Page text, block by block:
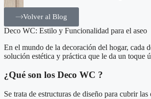
Volver al Blog
Deco WC: Estilo y Funcionalidad para el aseo
En el mundo de la decoración del hogar, cada
solución estética y práctica que le da un toque
¿Qué son los Deco WC ?
Se trata de estructuras de diseño para cubrir